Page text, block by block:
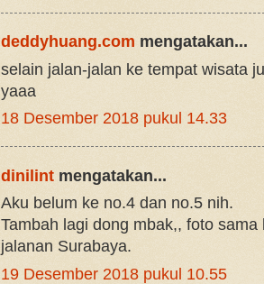
deddyhuang.com mengatakan...
selain jalan-jalan ke tempat wisata
yaaa
18 Desember 2018 pukul 14.33
dinilint mengatakan...
Aku belum ke no.4 dan no.5 nih.
Tambah lagi dong mbak,, foto
jalanan Surabaya.
19 Desember 2018 pukul 10.55